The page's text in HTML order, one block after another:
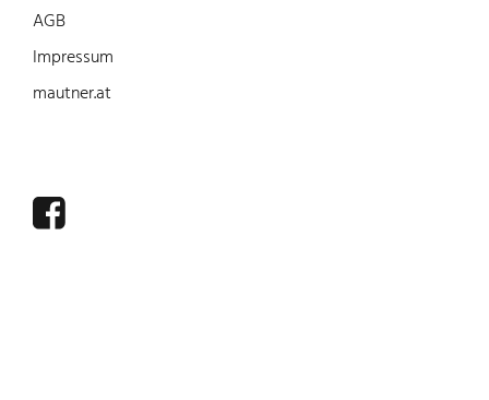
AGB
Impressum
mautner.at